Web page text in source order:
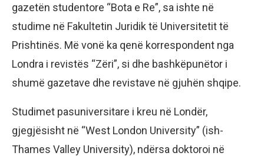
gazetën studentore “Bota e Re”, sa ishte në
studime në Fakultetin Juridik të Universitetit të
Prishtinës. Më vonë ka qenë korrespondent nga
Londra i revistës “Zëri”, si dhe bashkëpunëtor i
shumë gazetave dhe revistave në gjuhën shqipe.
Studimet pasuniversitare i kreu në Londër,
gjegjësisht në “West London University” (ish-
Thames Valley University), ndërsa doktoroi në